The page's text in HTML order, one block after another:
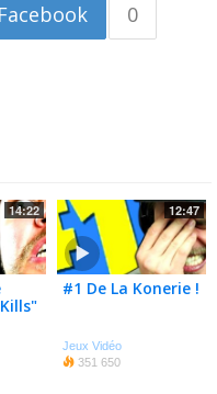
0
14:22 12:47
#1 De La Konerie !
Jeux Vidéo
351 650